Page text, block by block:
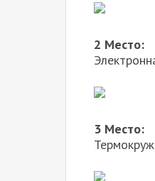
2 Место:
3 Место: